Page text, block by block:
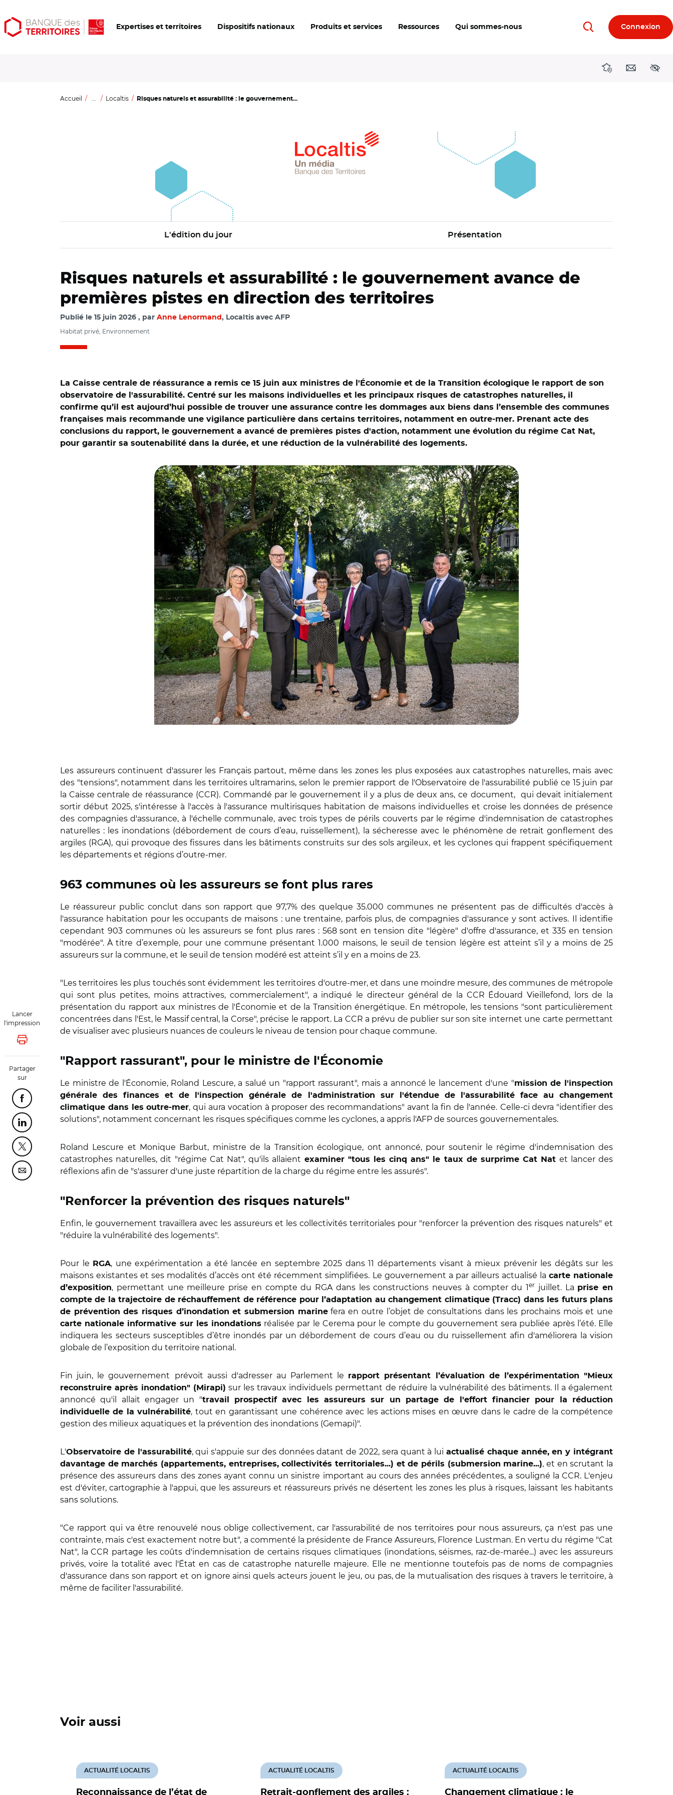
Aller
au
Aller
au
Ouvrir
les
Expertises et territoires Dispositifs nationaux Produits et services Ressources Qui sommes-nous RechercherConnexion
DirectionsContact
Accueil ... Localtis Risques naturels et assurabilité : le gouvernement...
L'édition du jour Présentation
Lancer
l'impression
Lancer l'impression
Partager
sur
Partager cette page sur Facebook
Partager cette page sur Linkedin
Partager cette page sur Twitter
Partager cette page sur Courriel
Risques naturels et assurabilité : le gouvernement avance de
premières pistes en direction des territoires
Publié le 15 juin 2026 par Anne Lenormand , Localtis avec AFP
Habitat privé, Environnement
La Caisse centrale de réassurance a remis ce 15 juin aux ministres de l'Économie et de la Transition écologique le rapport de son
observatoire de l'assurabilité. Centré sur les maisons individuelles et les principaux risques de catastrophes naturelles, il
confirme qu’il est aujourd’hui possible de trouver une assurance contre les dommages aux biens dans l’ensemble des communes
françaises mais recommande une vigilance particulière dans certains territoires, notamment en outre-mer. Prenant acte des
conclusions du rapport, le gouvernement a avancé de premières pistes d'action, notamment une évolution du régime Cat Nat,
pour garantir sa soutenabilité dans la durée, et une réduction de la vulnérabilité des logements.
© @Monique Barbut / Premier rapport de l'Observatoire de l'assurabilité remis par la Caisse centrale
Les assureurs continuent d'assurer les Français partout, même dans les zones les plus exposées aux catastrophes naturelles, mais avec
des "tensions", notamment dans les territoires ultramarins, selon le premier rapport de l'Observatoire de l'assurabilité publié ce 15 juin par
la Caisse centrale de réassurance (CCR). Commandé par le gouvernement il y a plus de deux ans, ce document, qui devait initialement
sortir début 2025, s'intéresse à l'accès à l'assurance multirisques habitation de maisons individuelles et croise les données de présence
des compagnies d'assurance, à l'échelle communale, avec trois types de périls couverts par le régime d'indemnisation de catastrophes
naturelles : les inondations (débordement de cours d’eau, ruissellement), la sécheresse avec le phénomène de retrait gonflement des
argiles (RGA), qui provoque des fissures dans les bâtiments construits sur des sols argileux, et les cyclones qui frappent spécifiquement
les départements et régions d’outre-mer.
963 communes où les assureurs se font plus rares
Le réassureur public conclut dans son rapport que 97,7% des quelque 35.000 communes ne présentent pas de difficultés d'accès à
l'assurance habitation pour les occupants de maisons : une trentaine, parfois plus, de compagnies d'assurance y sont actives. Il identifie
cependant 903 communes où les assureurs se font plus rares : 568 sont en tension dite "légère" d'offre d'assurance, et 335 en tension
"modérée". À titre d’exemple, pour une commune présentant 1.000 maisons, le seuil de tension légère est atteint s’il y a moins de 25
assureurs sur la commune, et le seuil de tension modéré est atteint s’il y en a moins de 23.
"Les territoires les plus touchés sont évidemment les territoires d'outre-mer, et dans une moindre mesure, des communes de métropole
qui sont plus petites, moins attractives, commercialement", a indiqué le directeur général de la CCR Édouard Vieillefond, lors de la
présentation du rapport aux ministres de l'Économie et de la Transition énergétique. En métropole, les tensions "sont particulièrement
concentrées dans l'Est, le Massif central, la Corse", précise le rapport. La CCR a prévu de publier sur son site internet une carte permettant
de visualiser avec plusieurs nuances de couleurs le niveau de tension pour chaque commune.
"Rapport rassurant", pour le ministre de l'Économie
Le ministre de l'Économie, Roland Lescure, a salué un "rapport rassurant", mais a annoncé le lancement d'une "mission de l'inspection
générale des finances et de l'inspection générale de l'administration sur l'étendue de l'assurabilité face au changement
climatique dans les outre-mer, qui aura vocation à proposer des recommandations" avant la fin de l'année. Celle-ci devra "identifier des
solutions", notamment concernant les risques spécifiques comme les cyclones, a appris l'AFP de sources gouvernementales.
Roland Lescure et Monique Barbut, ministre de la Transition écologique, ont annoncé, pour soutenir le régime d'indemnisation des
catastrophes naturelles, dit "régime Cat Nat", qu'ils allaient examiner "tous les cinq ans" le taux de surprime Cat Nat et lancer des
réflexions afin de "s'assurer d'une juste répartition de la charge du régime entre les assurés".
"Renforcer la prévention des risques naturels"
Enfin, le gouvernement travaillera avec les assureurs et les collectivités territoriales pour "renforcer la prévention des risques naturels" et
"réduire la vulnérabilité des logements".
Pour le RGA, une expérimentation a été lancée en septembre 2025 dans 11 départements visant à mieux prévenir les dégâts sur les
maisons existantes et ses modalités d’accès ont été récemment simplifiées. Le gouvernement a par ailleurs actualisé la carte nationale
d’exposition, permettant une meilleure prise en compte du RGA dans les constructions neuves à compter du 1er juillet. La prise en
compte de la trajectoire de réchauffement de référence pour l’adaptation au changement climatique (Tracc) dans les futurs plans
de prévention des risques d’inondation et submersion marinefera en outre l’objet de consultations dans les prochains mois et une
carte nationale informative sur les inondations réalisée par le Cerema pour le compte du gouvernement sera publiée après l’été. Elle
indiquera les secteurs susceptibles d’être inondés par un débordement de cours d’eau ou du ruissellement afin d'améliorera la vision
globale de l’exposition du territoire national.
Fin juin, le gouvernement prévoit aussi d'adresser au Parlement le
rapport présentant l’évaluation de l’expérimentation "Mieux
reconstruire après inondation" (Mirapi) sur les travaux individuels permettant de réduire la vulnérabilité des bâtiments. Il a également
annoncé qu'il allait engager un "travail prospectif avec les assureurs sur un partage de l'effort financier pour la réduction
individuelle de la vulnérabilité, tout en garantissant une cohérence avec les actions mises en œuvre dans le cadre de la compétence
gestion des milieux aquatiques et la prévention des inondations (Gemapi)".
L'Observatoire de l'assurabilité, qui s'appuie sur des données datant de 2022, sera quant à luiactualisé chaque année, en y intégrant
davantage de marchés (appartements, entreprises, collectivités territoriales...) et de périls (submersion marine...), et en scrutant la
présence des assureurs dans des zones ayant connu un sinistre important au cours des années précédentes, a souligné la CCR. L'enjeu
est d'éviter, cartographie à l'appui, que les assureurs et réassureurs privés ne désertent les zones les plus à risques, laissant les habitants
sans solutions.
"Ce rapport qui va être renouvelé nous oblige collectivement, car l'assurabilité de nos territoires pour nous assureurs, ça n'est pas une
contrainte, mais c'est exactement notre but", a commenté la présidente de France Assureurs, Florence Lustman. En vertu du régime "Cat
Nat", la CCR partage les coûts d'indemnisation de certains risques climatiques (inondations, séismes, raz-de-marée...) avec les assureurs
privés, voire la totalité avec l'État en cas de catastrophe naturelle majeure. Elle ne mentionne toutefois pas de noms de compagnies
d'assurance dans son rapport et on ignore ainsi quels acteurs jouent le jeu, ou pas, de la mutualisation des risques à travers le territoire, à
même de faciliter l'assurabilité.
Voir aussi
Reconnaissance de l’état de
ACTUALITÉ LOCALTIS
Retrait-gonflement des argiles :
ACTUALITÉ LOCALTIS
Changement climatique : le
ACTUALITÉ LOCALTIS